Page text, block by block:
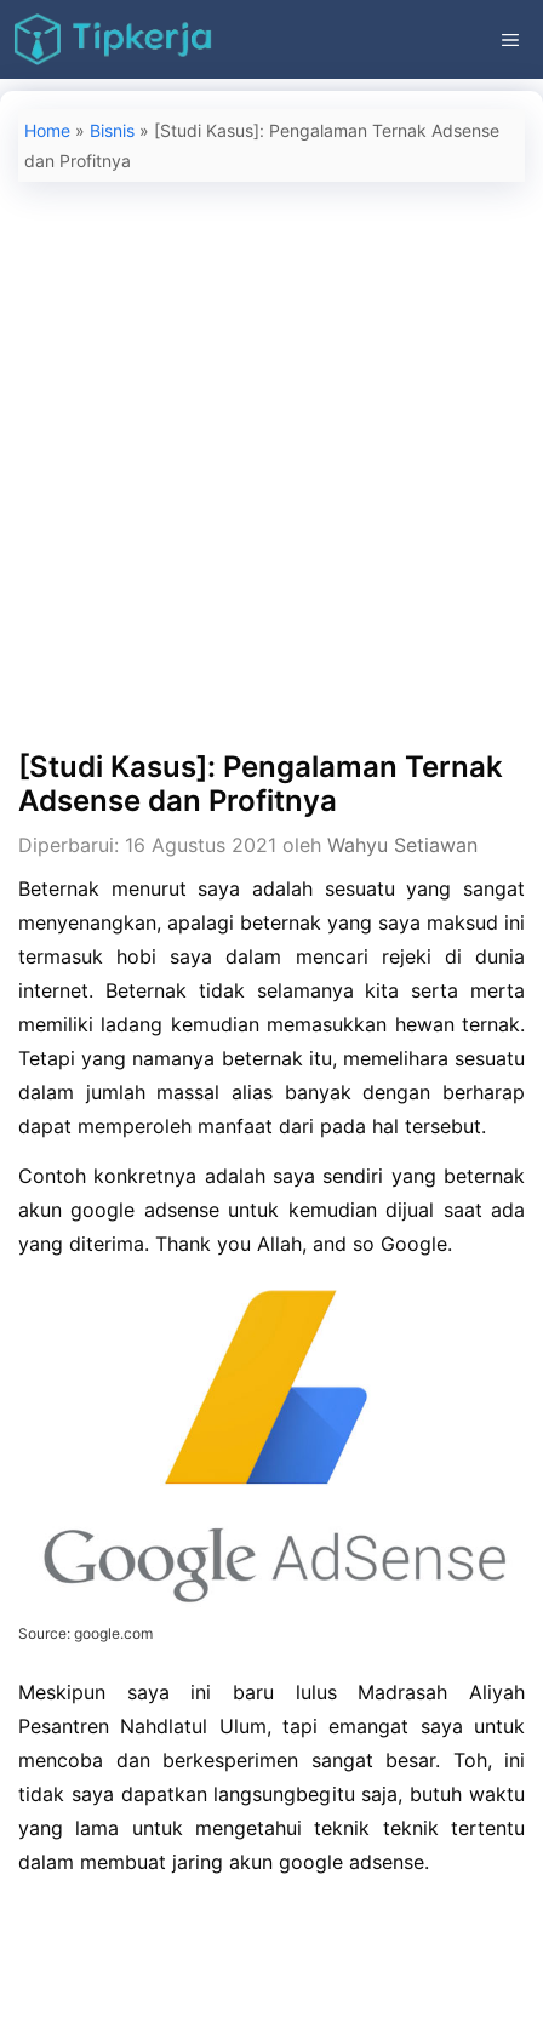
Langsung
ke
isi
Home » Bisnis » [Studi Kasus]: Pengalaman Ternak Adsense
dan Profitnya
[Studi Kasus]: Pengalaman Ternak
Adsense dan Profitnya
Diperbarui: 16 Agustus 2021 oleh Wahyu Setiawan
Beternak menurut saya adalah sesuatu yang sangat
menyenangkan, apalagi beternak yang saya maksud ini
termasuk hobi saya dalam mencari rejeki di dunia
internet. Beternak tidak selamanya kita serta merta
memiliki ladang kemudian memasukkan hewan ternak.
Tetapi yang namanya beternak itu, memelihara sesuatu
dalam jumlah massal alias banyak dengan berharap
dapat memperoleh manfaat dari pada hal tersebut.
Contoh konkretnya adalah saya sendiri yang beternak
akun google adsense untuk kemudian dijual saat ada
yang diterima. Thank you Allah, and so Google.
Source: google.com
Meskipun saya ini baru lulus Madrasah Aliyah
Pesantren Nahdlatul Ulum, tapi emangat saya untuk
mencoba dan berkesperimen sangat besar. Toh, ini
tidak saya dapatkan langsungbegitu saja, butuh waktu
yang lama untuk mengetahui teknik teknik tertentu
dalam membuat jaring akun google adsense.